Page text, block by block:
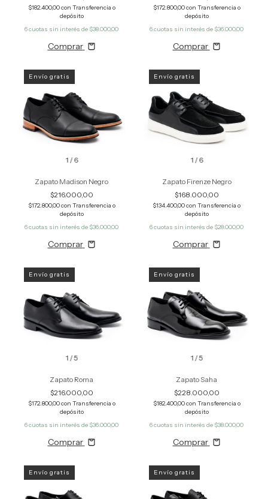
$182.400,00con Transferencia o
depósito
6cuotas sin interés de $38.000,00
Comprar
$172.800,00con Transferencia o
depósito
6cuotas sin interés de $36.000,00
Comprar
1 /6
Envío gratis
Zapato Madison Negro
$216.000,00
$172.800,00con Transferencia o
depósito
6cuotas sin interés de $36.000,00
Comprar
1 /6
Envío gratis
Zapato Firenze Negro
$168.000,00
$134.400,00con Transferencia o
depósito
6cuotas sin interés de $28.000,00
Comprar
1 /5
Envío gratis
Zapato Roma
$216.000,00
$172.800,00con Transferencia o
depósito
6cuotas sin interés de $36.000,00
Comprar
1 /5
Envío gratis
Zapato Saha
$228.000,00
$182.400,00con Transferencia o
depósito
6cuotas sin interés de $38.000,00
Comprar
Envío gratis Envío gratis